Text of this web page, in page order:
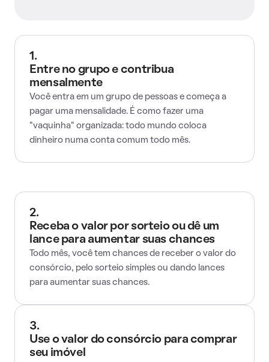
1.
Entre no grupo e contribua
mensalmente
Você entra em um grupo de pessoas e começa a
pagar uma mensalidade. É como fazer uma
"vaquinha" organizada: todo mundo coloca
dinheiro numa conta comum todo mês.
2.
Receba o valor por sorteio ou dê um
lance para aumentar suas chances
Todo mês, você tem chances de receber o valor do
consórcio, pelo sorteio simples ou dando lances
para aumentar suas chances.
3.
Use o valor do consórcio para comprar
seu imóvel